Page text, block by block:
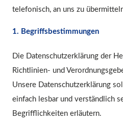
telefonisch, an uns zu
1. Begriffsbestimmungen
Die Datenschutzerklärung der
Richtlinien- und
Unsere Datenschutzerklärung
einfach lesbar und verständlich
Begrifflichkeiten erläutern.